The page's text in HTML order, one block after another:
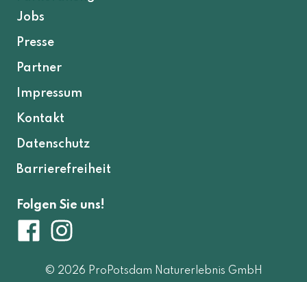
Jobs
Presse
Partner
Impressum
Kontakt
Datenschutz
Barrierefreiheit
Folgen Sie uns!
© 2026 ProPotsdam Naturerlebnis GmbH